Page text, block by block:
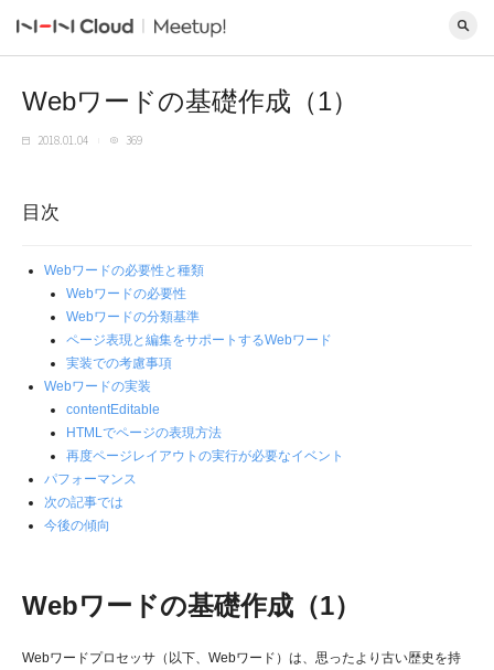
Webワードの基礎作成（1）
2018.01.04 369
目次
Webワードの必要性と種類
Webワードの必要性
Webワードの分類基準
ページ表現と編集をサポートするWebワード
実装での考慮事項
Webワードの実装
contentEditable
HTMLでページの表現方法
再度ページレイアウトの実行が必要なイベント
パフォーマンス
次の記事では
今後の傾向
Webワードの基礎作成（1）
Webワードプロセッサ（以下、Webワード）は、思ったより古い歴史を持